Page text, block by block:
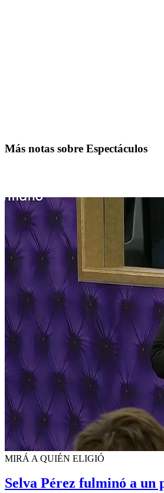
Más notas sobre Espectáculos
MIRÁ A QUIÉN ELIGIÓ
Selva Pérez fulminó a un